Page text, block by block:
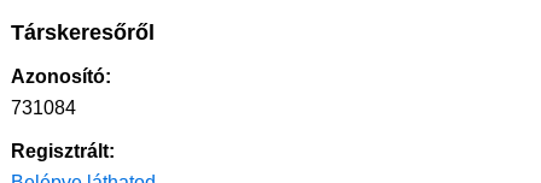
Társkeresőről
Azonosító:
731084
Regisztrált: